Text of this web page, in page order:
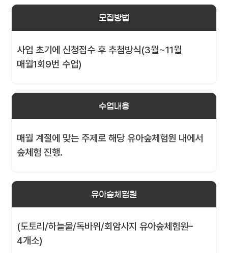
모집방법
사업 초기에 신청접수 후 추첨방식(3월~11월
매월1회9번 수업)
수업내용
매월 계절에 맞는 주제로 해당 유아숲체험원 내에서
숲체험 진행.
유아숲체험원
(도토리/하늘물/독바위/회암사지 유아숲체험원–
4개소)